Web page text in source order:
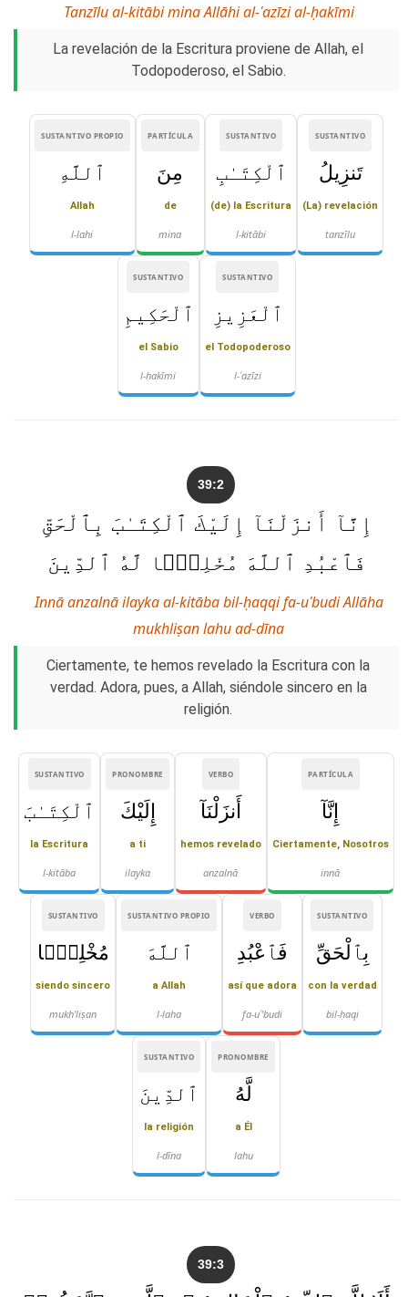
Tanzīlu al-kitābi mina Allāhi al-ʿazīzi al-ḥakīmi
La revelación de la Escritura proviene de Allah, el
Todopoderoso, el Sabio.
SUSTANTIVO
تَنزِيلُ
(La) revelación
tanzīlu
SUSTANTIVO
ٱلْكِتَـٰبِ
(de) la Escritura
l-kitābi
PARTÍCULA
مِنَ
de
mina
SUSTANTIVO PROPIO
ٱللَّهِ
Allah
l-lahi
SUSTANTIVO
ٱلْعَزِيزِ
el Todopoderoso
l-ʿazīzi
SUSTANTIVO
ٱلْحَكِيمِ
el Sabio
l-ḥakīmi
39:2
إِنَّآ أَنزَلْنَآ إِلَيْكَ ٱلْكِتَـٰبَ بِٱلْحَقِّ
فَٱعْبُدِ ٱللَّهَ مُخْلِصًۭا لَّهُ ٱلدِّينَ
Innā anzalnā ilayka al-kitāba bil-ḥaqqi fa-uʿbudi Allāha
mukhliṣan lahu ad-dīna
Ciertamente, te hemos revelado la Escritura con la
verdad. Adora, pues, a Allah, siéndole sincero en la
religión.
PARTÍCULA
إِنَّآ
Ciertamente, Nosotros
innā
VERBO
أَنزَلْنَآ
hemos revelado
anzalnā
PRONOMBRE
إِلَيْكَ
a ti
ilayka
SUSTANTIVO
ٱلْكِتَـٰبَ
la Escritura
l-kitāba
SUSTANTIVO
بِٱلْحَقِّ
con la verdad
bil-ḥaqi
VERBO
فَٱعْبُدِ
así que adora
fa-uʿ'budi
SUSTANTIVO PROPIO
ٱللَّهَ
a Allah
l-laha
SUSTANTIVO
مُخْلِصًۭا
siendo sincero
mukh'liṣan
PRONOMBRE
لَّهُ
a Él
lahu
SUSTANTIVO
ٱلدِّينَ
la religión
l-dīna
39:3